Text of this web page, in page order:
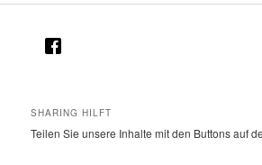
SHARING HILFT
Teilen Sie unsere Inhalte mit den Buttons auf